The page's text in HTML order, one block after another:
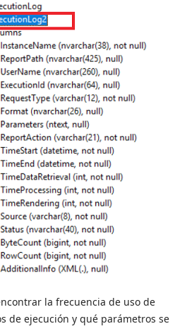
la frecuencia de uso de
de ejecución y qué parámetros se